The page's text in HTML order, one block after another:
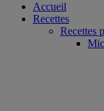
Accueil
Recettes
Recettes